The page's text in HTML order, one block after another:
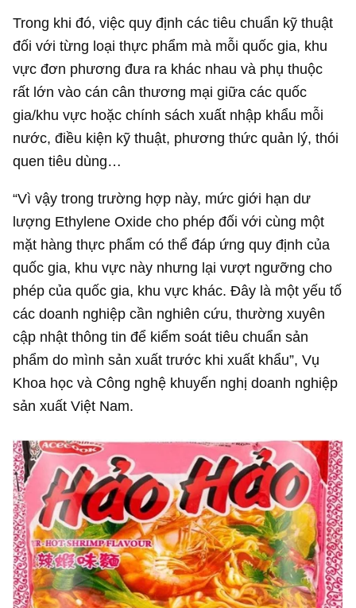
Trong khi đó, việc quy định các tiêu chuẩn kỹ thuật
đối với từng loại thực phẩm mà mỗi quốc gia, khu
vực đơn phương đưa ra khác nhau và phụ thuộc
rất lớn vào cán cân thương mại giữa các quốc
gia/khu vực hoặc chính sách xuất nhập khẩu mỗi
nước, điều kiện kỹ thuật, phương thức quản lý, thói
quen tiêu dùng…
“Vì vậy trong trường hợp này, mức giới hạn dư
lượng Ethylene Oxide cho phép đối với cùng một
mặt hàng thực phẩm có thể đáp ứng quy định của
quốc gia, khu vực này nhưng lại vượt ngưỡng cho
phép của quốc gia, khu vực khác. Đây là một yếu tố
các doanh nghiệp cần nghiên cứu, thường xuyên
cập nhật thông tin để kiểm soát tiêu chuẩn sản
phẩm do mình sản xuất trước khi xuất khẩu”, Vụ
Khoa học và Công nghệ khuyến nghị doanh nghiệp
sản xuất Việt Nam.